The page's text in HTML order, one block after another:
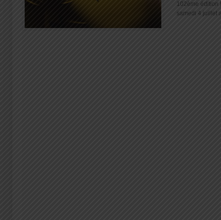
102ème édition
samedi 4 juillet